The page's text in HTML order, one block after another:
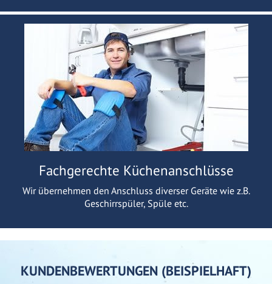
Fachgerechte Küchenanschlüsse
Wir übernehmen den Anschluss diverser Geräte wie z.B.
Geschirrspüler, Spüle etc.
KUNDENBEWERTUNGEN (BEISPIELHAFT)